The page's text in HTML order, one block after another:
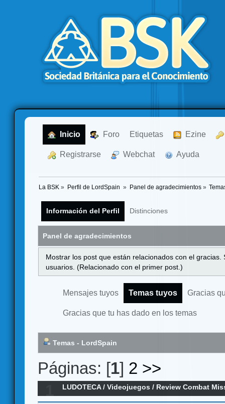
Inicio Foro Etiquetas Ezine
Registrarse Webchat Ayuda
La BSK » Perfil de LordSpain » Panel de agradecimientos»
Información del Perfil Distinciones
Panel de agradecimientos
Mostrar los post que están relacionados con el
usuarios. (Relacionado con el primer post.)
Mensajes tuyos Temas tuyos Gracias
Gracias que tu has dado en los temas
Temas - LordSpain
Páginas: [1] 2 >>
LUDOTECA/Videojuegos / Review Combat